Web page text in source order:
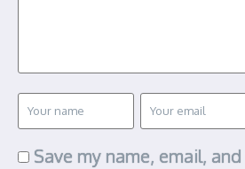
Save my name, email,